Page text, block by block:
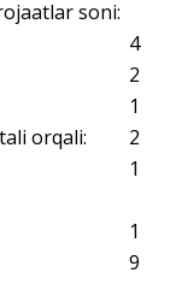
soni:
4
2
1
orqali:
2
1
1
9